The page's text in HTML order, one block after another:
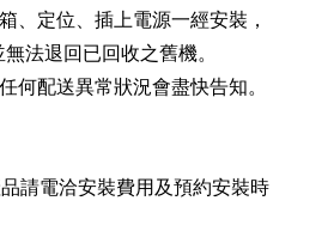
、定位、插上電源一經安裝，
法退回已回收之舊機。
何配送異常狀況會盡快告知。
請電洽安裝費用及預約安裝時